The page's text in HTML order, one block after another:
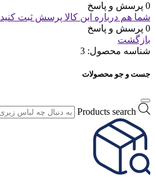
0 پرسش و پاسخ
شما هم درباره این کالا پرسش ثبت کنید
0 پرسش و پاسخ
بازگشت
شناسه محصول: 3
جست و جو محصولات
Products search